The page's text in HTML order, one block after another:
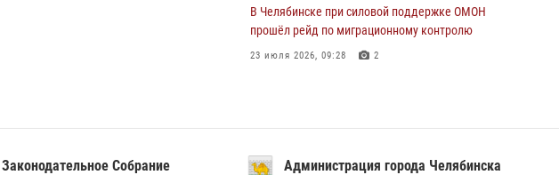
В Челябинске при силовой поддержке ОМОН
прошёл рейд по миграционному контролю
23 июля 2026, 09:28 2
скорой помощи
14 июля 2026, 12:16
Законодательное Собрание Администрация города Челябинска